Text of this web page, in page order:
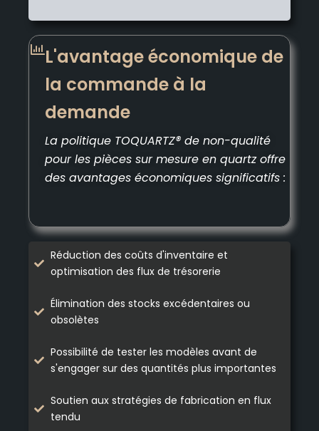
L'avantage économique de
la commande à la
demande
La politique TOQUARTZ® de non-qualité
pour les pièces sur mesure en quartz offre
des avantages économiques significatifs :
Réduction des coûts d'inventaire et
optimisation des flux de trésorerie
Élimination des stocks excédentaires ou
obsolètes
Possibilité de tester les modèles avant de
s'engager sur des quantités plus importantes
Soutien aux stratégies de fabrication en flux
tendu